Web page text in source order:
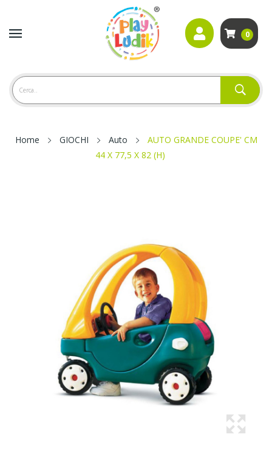
0
Home GIOCHI Auto
AUTO GRANDE COUPE' CM
44 X 77,5 X 82 (H)